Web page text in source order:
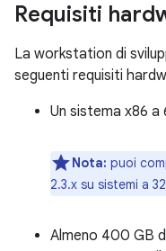
Requisiti
La workstation di
seguenti requisiti
Un sistema x86 a
Nota: puoi
2.3.x su sistemi a
Almeno 400 GB